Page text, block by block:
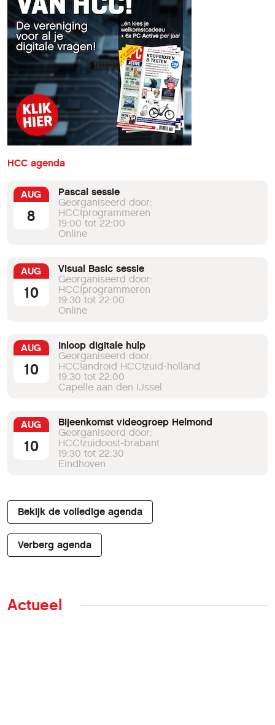
HCC agenda
AUG
8
Pascal sessie
Georganiseerd door:
HCC!programmeren
19:00 tot 22:00
Online
AUG
10
Visual Basic sessie
Georganiseerd door:
HCC!programmeren
19:30 tot 22:00
Online
AUG
10
Inloop digitale hulp
Georganiseerd door:
HCC!android HCC!zuid-holland
19:30 tot 22:00
Capelle aan den IJssel
AUG
10
Bijeenkomst videogroep Helmond
Georganiseerd door:
HCC!zuidoost-brabant
19:30 tot 22:30
Eindhoven
Bekijk de volledige agenda
Verberg agenda
Actueel